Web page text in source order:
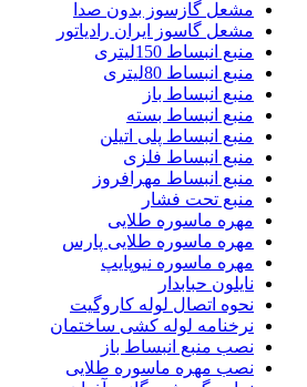
مشعل گازسوز بدون صدا
مشعل گاسوز ایران رادیاتور
منبع انبساط 150لیتری
منبع انبساط 80لیتری
منبع انبساط باز
منبع انبساط بسته
منبع انبساط پلی اتیلن
منبع انبساط فلزی
منبع انبساط مهرافروز
منبع تحت فشار
مهره ماسوره طلایی
مهره ماسوره طلایی پارس
مهره ماسوره نیوپایپ
نایلون حبابدار
نحوه اتصال لوله کاروگیت
نرخنامه لوله کشی ساختمان
نصب منبع انبساط باز
نصب مهره ماسوره طلایی